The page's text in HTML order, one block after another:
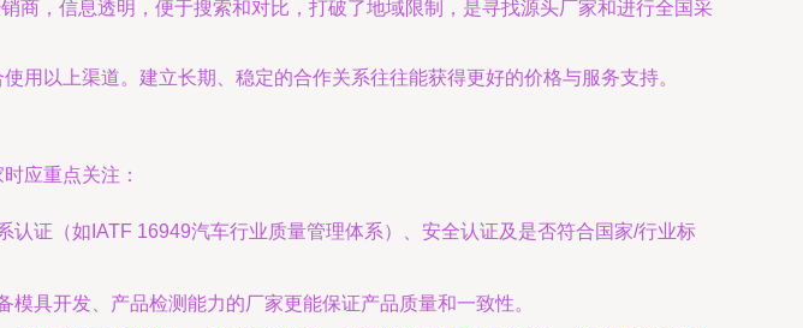
商，信息透明，便于搜索和对比，打破了地域限制，是寻找源头厂家和进行全国采
用以上渠道。建立长期、稳定的合作关系往往能获得更好的价格与服务支持。
应重点关注：
认证（如IATF 16949汽车行业质量管理体系）、安全认证及是否符合国家/行业标
具开发、产品检测能力的厂家更能保证产品质量和一致性。